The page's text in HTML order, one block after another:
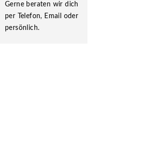
Gerne beraten wir dich
per Telefon, Email oder
persönlich.